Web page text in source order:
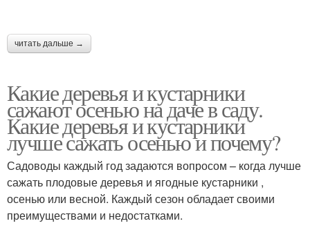
читать дальше →
Какие деревья и кустарники
сажают осенью на даче в саду.
Какие деревья и кустарники
лучше сажать осенью и почему?
Садоводы каждый год задаются вопросом – когда лучше
сажать плодовые деревья и ягодные кустарники ,
осенью или весной. Каждый сезон обладает своими
преимуществами и недостатками.